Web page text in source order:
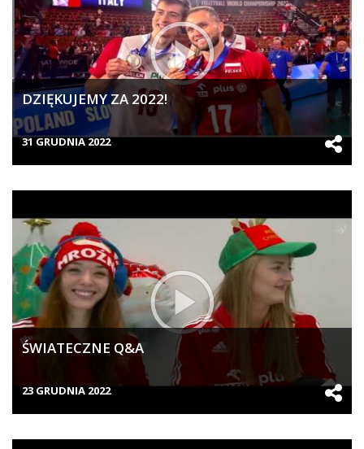
DZIĘKUJEMY ZA 2022!
31 GRUDNIA 2022
ŚWIATECZNE Q&A
23 GRUDNIA 2022